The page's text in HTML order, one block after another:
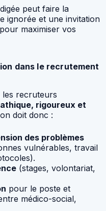
peut faire la
ignorée et une invitation
maximiser vos
dans le recrutement
les recruteurs
rigoureux et
doit donc :
des problèmes
vulnérables, travail
(stages, volontariat,
pour le poste et
médico-social,